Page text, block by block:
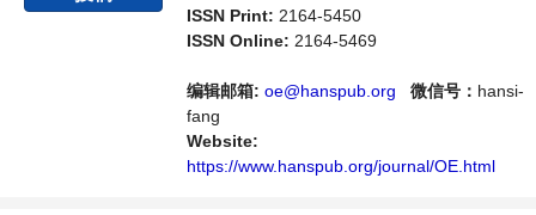
想创新、学术创新，倡导科学，繁荣学术，集
学术性、思想性为一体，旨在给世界范围内的
和讨论光电子领域内不同方向问题与发展的交
流平台。
ISSN Print: 2164-5450
ISSN Online: 2164-5469
编辑邮箱: oe@hanspub.org 微信号： hansi-
fang
Website:
https://www.hanspub.org/journal/OE.html